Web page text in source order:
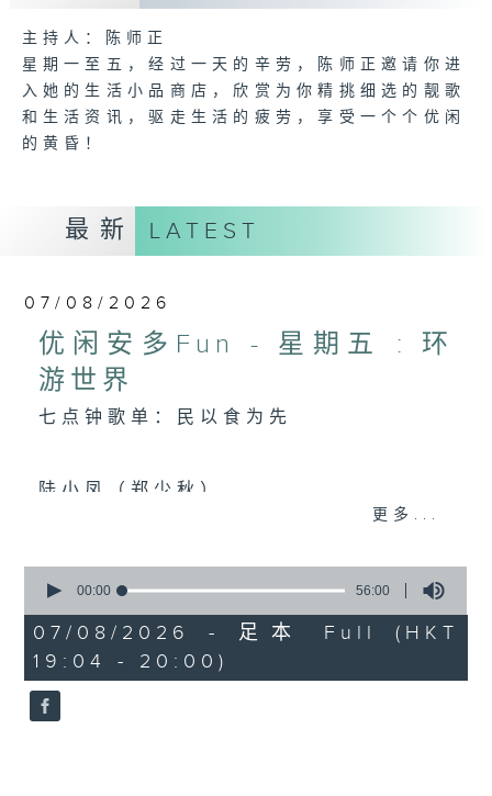
主持人：陈师正
星期一至五，经过一天的辛劳，陈师正邀请你进
入她的生活小品商店，欣赏为你精挑细选的靓歌
和生活资讯，驱走生活的疲劳，享受一个个优闲
的黄昏！
最新 LATEST
07/08/2026
优闲安多Fun - 星期五 : 环
游世界
七点钟歌单：民以食为先
陆小凤（郑少秋）
义烧包（徐小凤）
云吞面
Mamma Mia 美味天王
沈殿霞/欧阳振华/关咏荷/秦沛/宣萱/张
可頣
更多...
seconds
56
minutes,
0
seconds
00:00 56:00
07/08/2026 - 足本 Full (HKT
19:04 - 20:00)